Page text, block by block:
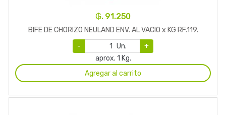
₲. 91.250
BIFE DE CHORIZO NEULAND ENV. AL VACIO x KG RF.119.
-
Un.
+
aprox. 1 Kg.
Agregar al carrito